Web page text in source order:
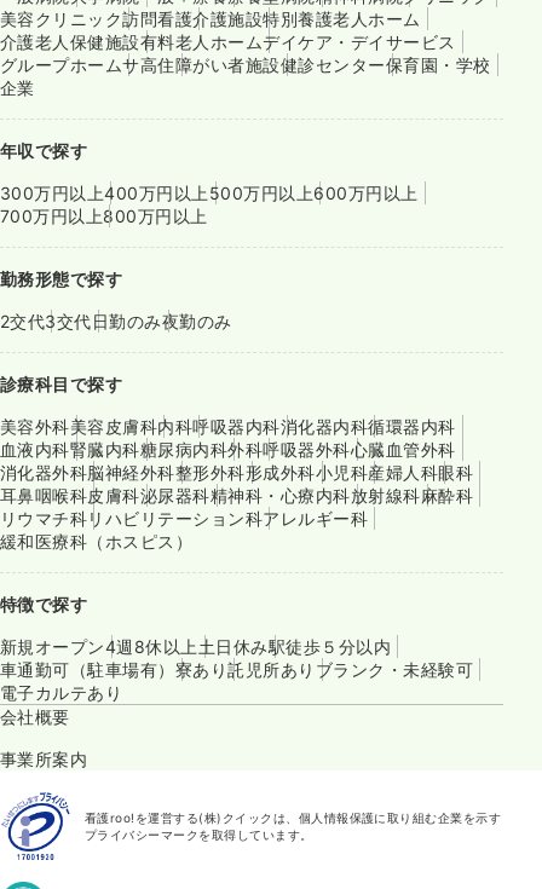
美容クリニック訪問看護介護施設特別養護老人ホーム
介護老人保健施設有料老人ホームデイケア・デイサービス
グループホームサ高住障がい者施設健診センター保育園・学校
企業
年収で探す
300万円以上400万円以上 500万円以上600万円以上
700万円以上800万円以上
勤務形態で探す
2交代3交代日勤のみ夜勤のみ
診療科目で探す
美容外科美容皮膚科内科呼吸器内科消化器内科循環器内科
血液内科腎臓内科糖尿病内科外科呼吸器外科心臓血管外科
消化器外科脳神経外科整形外科形成外科小児科産婦人科眼科
耳鼻咽喉科皮膚科泌尿器科精神科・心療内科放射線科麻酔科
リウマチ科リハビリテーション科アレルギー科
緩和医療科（ホスピス）
特徴で探す
新規オープン4週8休以上 土日休み駅徒歩５分以内
車通勤可（駐車場有） 寮あり託児所あり ブランク・未経験可
電子カルテあり
会社概要
事業所案内
看護roo!を運営する(株)クイックは、個人情報保護に取り組む企業を示す
プライバシーマークを取得しています。